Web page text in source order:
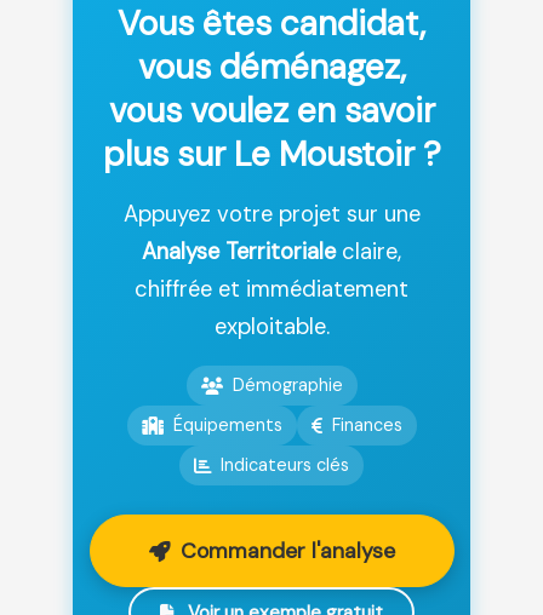
Vous êtes candidat,
vous déménagez,
vous voulez en savoir
plus sur Le Moustoir ?
Appuyez votre projet sur une
Analyse Territorialeclaire,
chiffrée et immédiatement
exploitable.
Démographie
Équipements
Finances
Indicateurs clés
Commander l'analyse